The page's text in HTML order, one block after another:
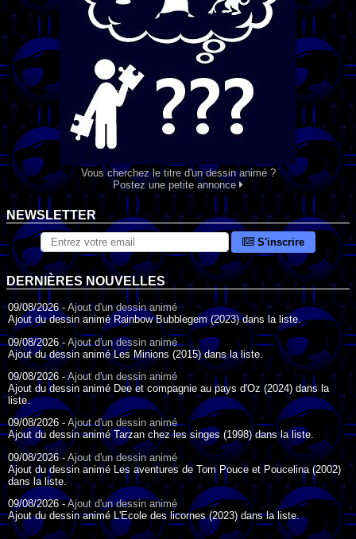
Vous cherchez le titre d'un dessin animé ?
Postez une petite annonce
NEWSLETTER
S'inscrire
DERNIÈRES NOUVELLES
09/08/2026 -Ajout d'un dessin animé
Ajout du dessin animé Rainbow Bubblegem (2023) dans la liste.
09/08/2026 - Ajout d'un dessin animé
Ajout du dessin animé Les Minions (2015) dans la liste.
09/08/2026 -Ajout d'un dessin animé
Ajout du dessin animé Dee et compagnie au pays d'Oz (2024) dans la
liste.
09/08/2026 - Ajout d'un dessin animé
Ajout du dessin animé Tarzan chez les singes (1998) dans la liste.
09/08/2026 -Ajout d'un dessin animé
Ajout du dessin animé Les aventures de Tom Pouce et Poucelina (2002)
dans la liste.
09/08/2026 -Ajout d'un dessin animé
Ajout du dessin animé L'Ecole des licornes (2023) dans la liste.